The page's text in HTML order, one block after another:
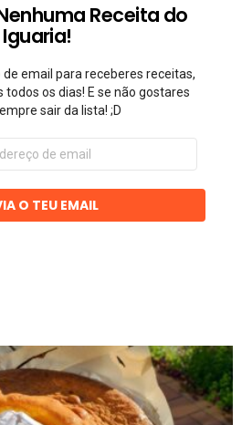
Receita do
Iguaria!
de email para receberes receitas,
todos os dias! E se não gostares
sair da lista! ;D
O TEU EMAIL